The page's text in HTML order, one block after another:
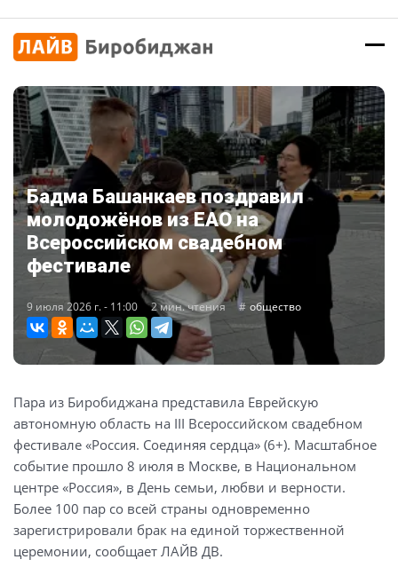
Бадма Башанкаев поздравил
молодожёнов из ЕАО на
Всероссийском свадебном
фестивале
9 июля 2026 г. - 11:00 2 мин. чтения общество
Пара из Биробиджана представила Еврейскую
автономную область на III Всероссийском свадебном
фестивале «Россия. Соединяя сердца» (6+). Масштабное
событие прошло 8 июля в Москве, в Национальном
центре «Россия», в День семьи, любви и верности.
Более 100 пар со всей страны одновременно
зарегистрировали брак на единой торжественной
церемонии, сообщает ЛАЙВ ДВ.